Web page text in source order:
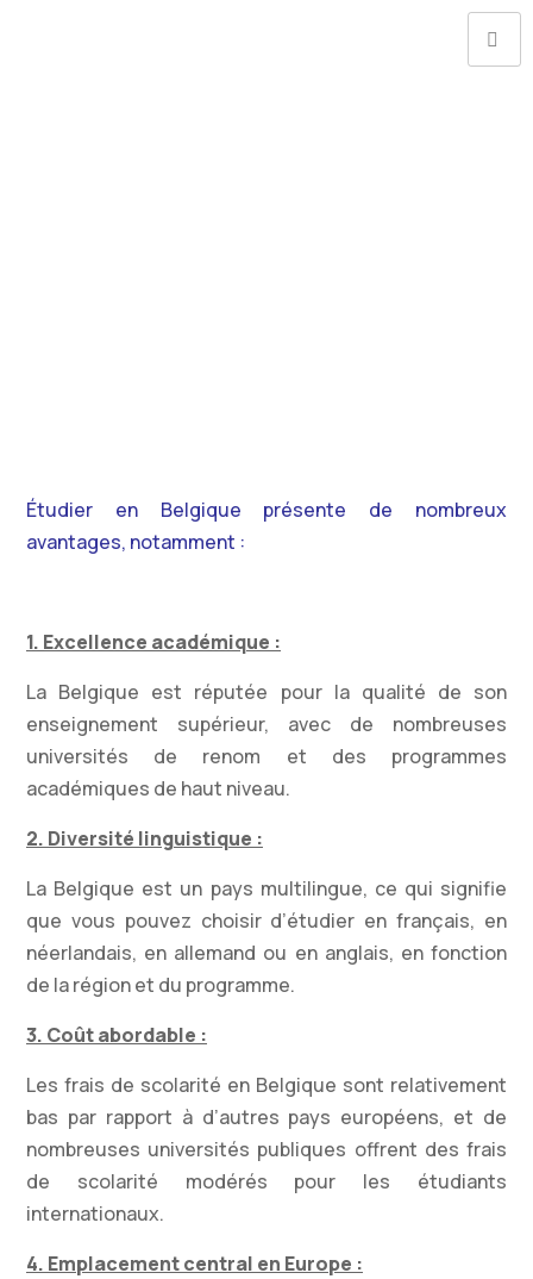
Étudier en Belgique présente de nombreux
avantages, notamment :
1. Excellence académique :
La Belgique est réputée pour la qualité de son
enseignement supérieur, avec de nombreuses
universités de renom et des programmes
académiques de haut niveau.
2. Diversité linguistique :
La Belgique est un pays multilingue, ce qui signifie
que vous pouvez choisir d’étudier en français, en
néerlandais, en allemand ou en anglais, en fonction
de la région et du programme.
3. Coût abordable :
Les frais de scolarité en Belgique sont relativement
bas par rapport à d’autres pays européens, et de
nombreuses universités publiques offrent des frais
de scolarité modérés pour les étudiants
internationaux.
4. Emplacement central en Europe :